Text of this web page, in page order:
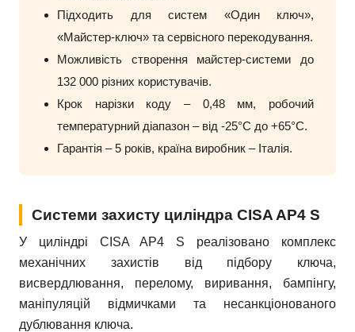
Підходить для систем «Один ключ»,
«Майстер-ключ» та сервісного перекодування.
Можливість створення майстер-системи до
132 000 різних користувачів.
Крок нарізки коду – 0,48 мм, робочий
температурний діапазон – від -25°C до +65°C.
Гарантія – 5 років, країна виробник – Італія.
Системи захисту циліндра CISA AP4 S
У циліндрі CISA AP4 S реалізовано комплекс
механічних захистів від підбору ключа,
висвердлювання, перелому, виривання, бампінгу,
маніпуляцій відмичками та несанкціонованого
дублювання ключа.